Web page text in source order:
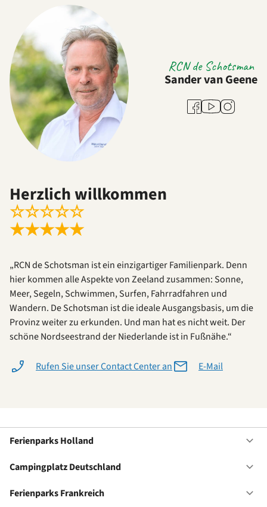
RCN de Schotsman
Sander van Geene
Facebook
YoutubeInstagram
Herzlich willkommen
☆☆☆☆☆
★★★★★
„RCN de Schotsman ist ein einzigartiger Familienpark. Denn
hier kommen alle Aspekte von Zeeland zusammen: Sonne,
Meer, Segeln, Schwimmen, Surfen, Fahrradfahren und
Wandern. De Schotsman ist die ideale Ausgangsbasis, um die
Provinz weiter zu erkunden. Und man hat es nicht weit. Der
schöne Nordseestrand der Niederlande ist in Fußnähe.“
Rufen Sie unser Contact Center an E-Mail
Ferienparks Holland
Campingplatz Deutschland
Ferienparks Frankreich